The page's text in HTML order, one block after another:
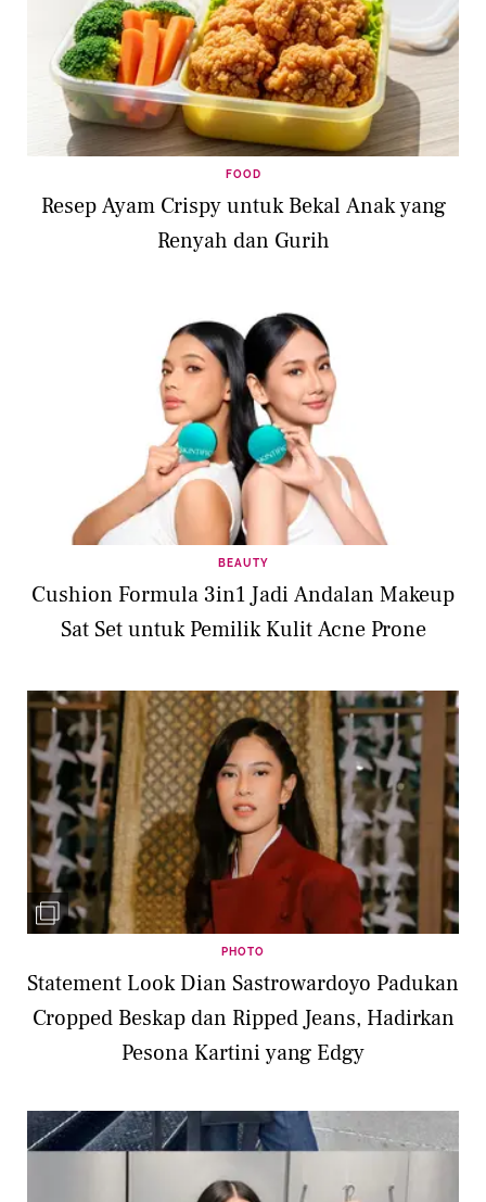
FOOD
Resep Ayam Crispy untuk Bekal Anak yang
Renyah dan Gurih
BEAUTY
Cushion Formula 3in1 Jadi Andalan Makeup
Sat Set untuk Pemilik Kulit Acne Prone
PHOTO
Statement Look Dian Sastrowardoyo Padukan
Cropped Beskap dan Ripped Jeans, Hadirkan
Pesona Kartini yang Edgy